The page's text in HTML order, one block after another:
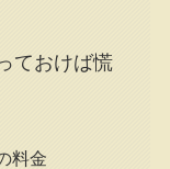
ておけば慌
料金